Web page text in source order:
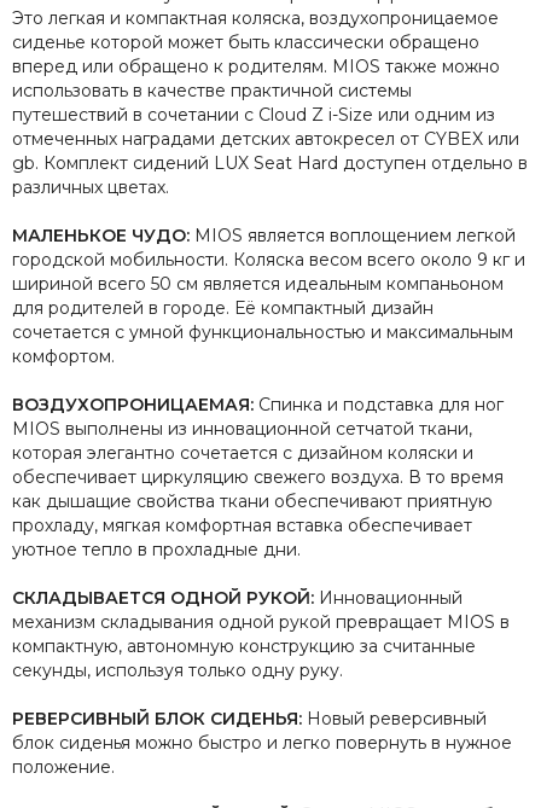
Это легкая и компактная коляска, воздухопроницаемое
сиденье которой может быть классически обращено
вперед или обращено к родителям. MIOS также можно
использовать в качестве практичной системы
путешествий в сочетании с Cloud Z i-Size или одним из
отмеченных наградами детских автокресел от CYBEX или
gb. Комплект сидений LUX Seat Hard доступен отдельно в
различных цветах.
МАЛЕНЬКОЕ ЧУДО: MIOS является воплощением легкой
городской мобильности. Коляска весом всего около 9 кг и
шириной всего 50 см является идеальным компаньоном
для родителей в городе. Её компактный дизайн
сочетается с умной функциональностью и максимальным
комфортом.
ВОЗДУХОПРОНИЦАЕМАЯ: Спинка и подставка для ног
MIOS выполнены из инновационной сетчатой ​​ткани,
которая элегантно сочетается с дизайном коляски и
обеспечивает циркуляцию свежего воздуха. В то время
как дышащие свойства ткани обеспечивают приятную
прохладу, мягкая комфортная вставка обеспечивает
уютное тепло в прохладные дни.
СКЛАДЫВАЕТСЯ ОДНОЙ РУКОЙ: Инновационный
механизм складывания одной рукой превращает MIOS в
компактную, автономную конструкцию за считанные
секунды, используя только одну руку.
РЕВЕРСИВНЫЙ БЛОК СИДЕНЬЯ: Новый реверсивный
блок сиденья можно быстро и легко повернуть в нужное
положение.